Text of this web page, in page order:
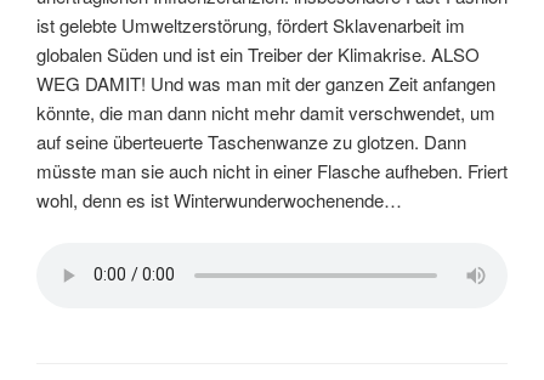
ist gelebte Umweltzerstörung, fördert Sklavenarbeit im
globalen Süden und ist ein Treiber der Klimakrise. ALSO
WEG DAMIT! Und was man mit der ganzen Zeit anfangen
könnte, die man dann nicht mehr damit verschwendet, um
auf seine überteuerte Taschenwanze zu glotzen. Dann
müsste man sie auch nicht in einer Flasche aufheben. Friert
wohl, denn es ist Winterwunderwochenende…